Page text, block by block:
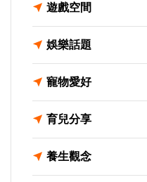
遊戲空間
娛樂話題
寵物愛好
育兒分享
養生觀念